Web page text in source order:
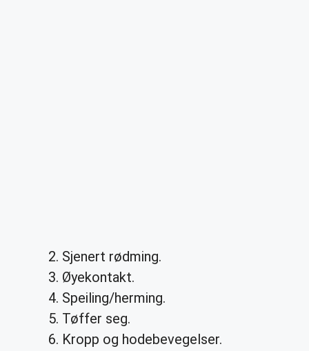
Sjenert rødming.
Øyekontakt.
Speiling/herming.
Tøffer seg.
Kropp og hodebevegelser.